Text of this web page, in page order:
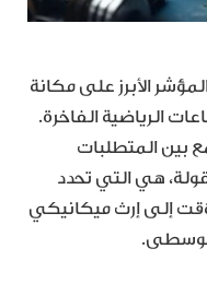
الأبرز على مكانة
الرياضية الفاخرة.
بين المتطلبات
هي التي تحدد
إلى إرث ميكانيكي
الوسطى.